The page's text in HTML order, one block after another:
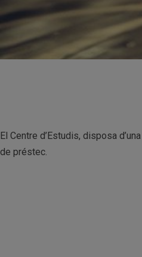
El Centre d’Estudis, disposa
de préstec.